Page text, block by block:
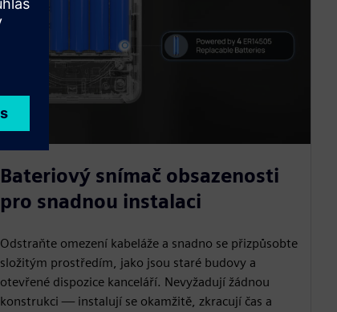
Bateriový snímač obsazenosti
pro snadnou instalaci
Odstraňte omezení kabeláže a snadno se přizpůsobte
složitým prostředím, jako jsou staré budovy a
otevřené dispozice kanceláří. Nevyžadují žádnou
konstrukci — instalují se okamžitě, zkracují čas a